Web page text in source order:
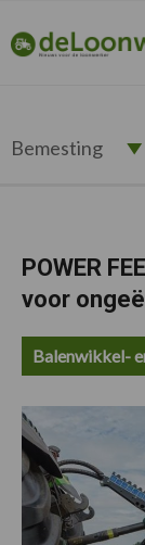
de
hoofdnavigatie
de
hoofd
de
eerste
de
voettekst
Bemesting
POWER
voor
Balenwikkel-